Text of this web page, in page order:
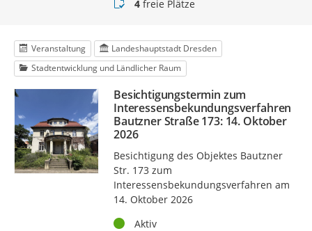
Buchungsstatus
4freie Plätze
Veranstaltung
Landeshauptstadt Dresden
Stadtentwicklung und Ländlicher Raum
Besichtigungstermin zum
Interessensbekundungsverfahren
Bautzner Straße 173: 14. Oktober
2026
Besichtigung des Objektes Bautzner
Str. 173 zum
Interessensbekundungsverfahren am
14. Oktober 2026
StatusAktiv